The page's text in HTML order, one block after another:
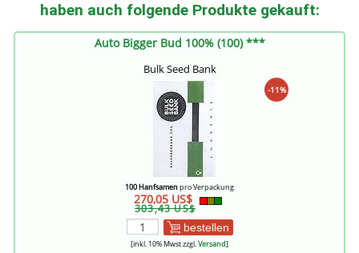
haben auch folgende Produkte gekauft:
Auto Bigger Bud 100% (100) ***
Bulk Seed Bank
-11%
100 Hanfsamenpro Verpackung
270,05 US$
303,43 US$
bestellen
[inkl. 10% Mwst zzgl.Versand]